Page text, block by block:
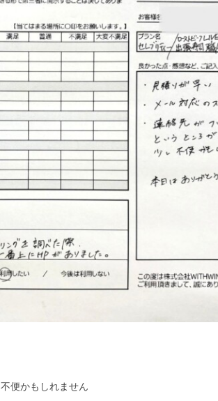
便かもしれません